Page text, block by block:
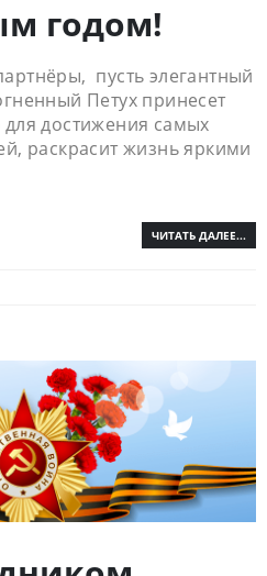
годом!
пусть элегантный
Петух принесет
достижения самых
раскрасит жизнь яркими
ЧИТАТЬ ДАЛЕЕ...